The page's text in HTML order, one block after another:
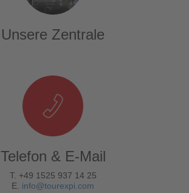
Unsere Zentrale
Telefon & E-Mail
T. +49 1525 937 14 25
E. info@tourexpi.com